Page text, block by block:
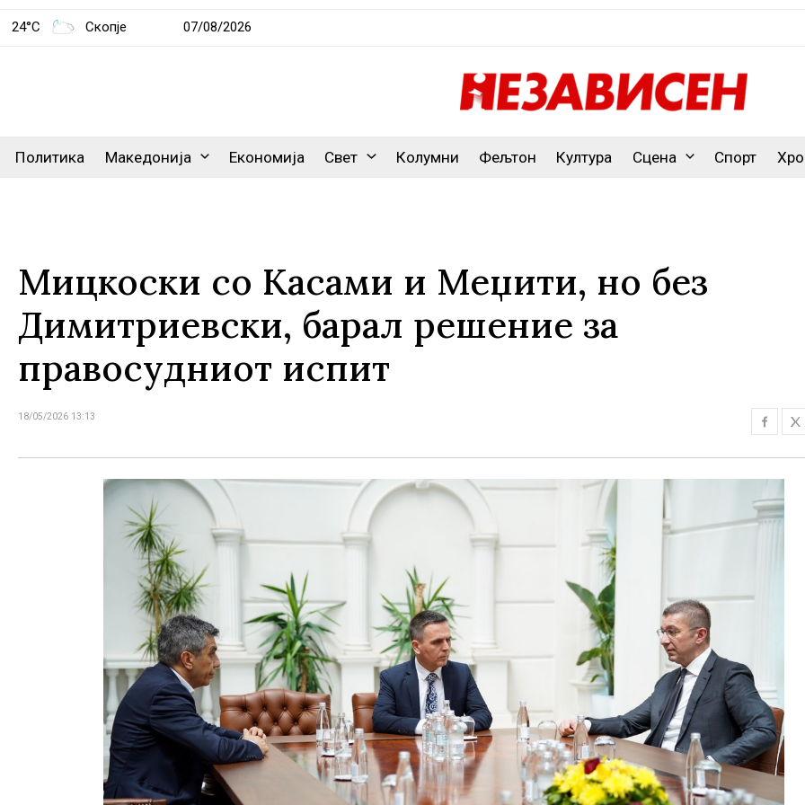
24°C Скопје 07/08/2026
Политика Македонија Економија Свет Колумни Фељтон Култура Сцена Спорт
Мицкоски со Касами и Меџити, но без
Димитриевски, барал решение за
правосудниот испит
18/05/2026 13:13